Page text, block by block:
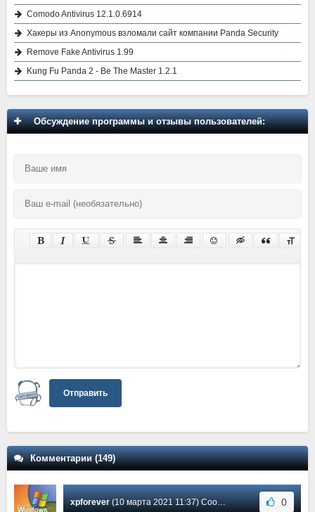
Comodo Antivirus 12.1.0.6914
Хакеры из Anonymous взломали сайт компании Panda Security
Remove Fake Antivirus 1.99
Kung Fu Panda 2 - Be The Master 1.2.1
Обсуждение программы и отзывы пользователей:
Отправить
Комментарии (149)
xpforever(10 марта 2021 11:37) Сообщение #148 0